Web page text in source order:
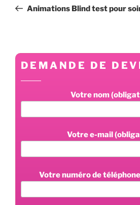
l’article
précédent
Animations Blind test pour
DEMANDE DE
Votre nom
Votre e-mail
Votre numéro de